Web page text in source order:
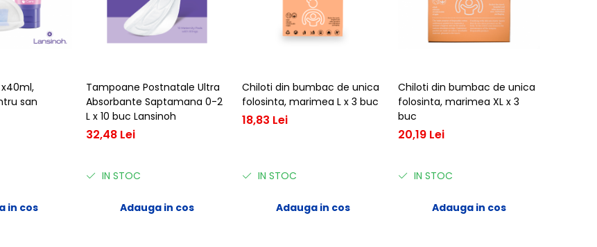
x40ml,
san
in cos
Tampoane Postnatale Ultra
Absorbante Saptamana 0-2
L x 10 buc Lansinoh
32,48 Lei
IN STOC
Adauga in cos
Chiloti din bumbac de unica
folosinta, marimea L x 3 buc
18,83 Lei
IN STOC
Adauga in cos
Chiloti din bumbac de unica
folosinta, marimea XL x 3
buc
20,19 Lei
IN STOC
Adauga in cos